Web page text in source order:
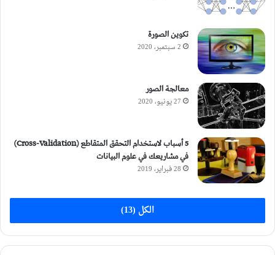
تكوين الصورة
2 سبتمبر، 2020
معالجة الصور
27 يونيو، 2020
5 أسباب لاستخدام التحقق المتقاطع (Cross-Validation)
في مشاريعك في علوم البيانات
28 فبراير، 2019
الكل (13)